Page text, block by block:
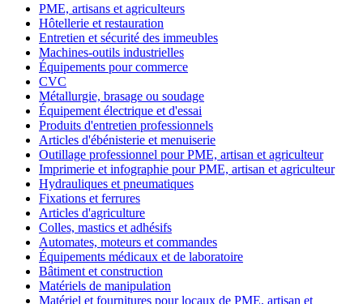
PME, artisans et agriculteurs
Hôtellerie et restauration
Entretien et sécurité des immeubles
Machines-outils industrielles
Équipements pour commerce
CVC
Métallurgie, brasage ou soudage
Équipement électrique et d'essai
Produits d'entretien professionnels
Articles d'ébénisterie et menuiserie
Outillage professionnel pour PME, artisan et agriculteur
Imprimerie et infographie pour PME, artisan et agriculteur
Hydrauliques et pneumatiques
Fixations et ferrures
Articles d'agriculture
Colles, mastics et adhésifs
Automates, moteurs et commandes
Équipements médicaux et de laboratoire
Bâtiment et construction
Matériels de manipulation
Matériel et fournitures pour locaux de PME, artisan et